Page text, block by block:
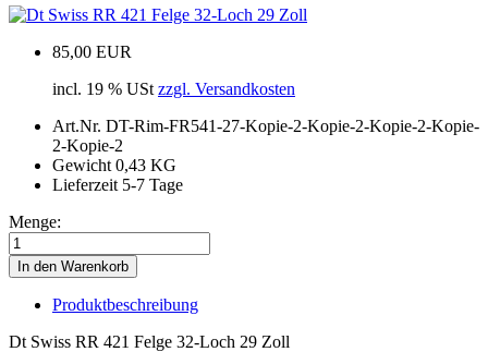
85,00 EUR
incl. 19 % USt zzgl. Versandkosten
Art.Nr. DT-Rim-FR541-27-Kopie-2-Kopie-2-Kopie-2-Kopie-
2-Kopie-2
Gewicht 0,43 KG
Lieferzeit 5-7 Tage
Menge:
In den Warenkorb
Produktbeschreibung
Dt Swiss RR 421 Felge 32-Loch 29 Zoll